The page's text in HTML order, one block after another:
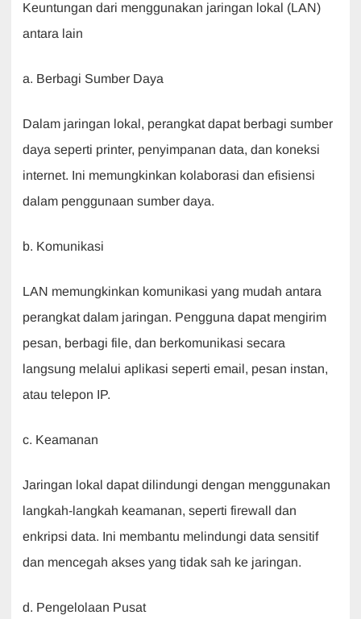
Keuntungan dari menggunakan jaringan lokal (LAN)
antara lain
a. Berbagi Sumber Daya
Dalam jaringan lokal, perangkat dapat berbagi sumber
daya seperti printer, penyimpanan data, dan koneksi
internet. Ini memungkinkan kolaborasi dan efisiensi
dalam penggunaan sumber daya.
b. Komunikasi
LAN memungkinkan komunikasi yang mudah antara
perangkat dalam jaringan. Pengguna dapat mengirim
pesan, berbagi file, dan berkomunikasi secara
langsung melalui aplikasi seperti email, pesan instan,
atau telepon IP.
c. Keamanan
Jaringan lokal dapat dilindungi dengan menggunakan
langkah-langkah keamanan, seperti firewall dan
enkripsi data. Ini membantu melindungi data sensitif
dan mencegah akses yang tidak sah ke jaringan.
d. Pengelolaan Pusat